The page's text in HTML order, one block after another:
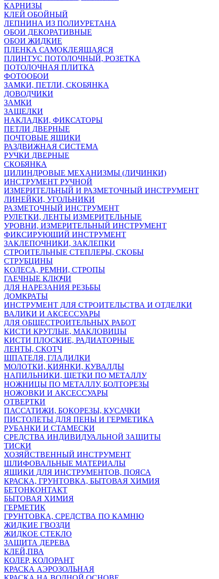
КАРНИЗЫ
КЛЕЙ ОБОЙНЫЙ
ЛЕПНИНА ИЗ ПОЛИУРЕТАНА
ОБОИ ДЕКОРАТИВНЫЕ
ОБОИ ЖИДКИЕ
ПЛЕНКА САМОКЛЕЯЩАЯСЯ
ПЛИНТУС ПОТОЛОЧНЫЙ, РОЗЕТКА
ПОТОЛОЧНАЯ ПЛИТКА
ФОТООБОИ
ЗАМКИ, ПЕТЛИ, СКОБЯНКА
ДОВОДЧИКИ
ЗАМКИ
ЗАЩЕЛКИ
НАКЛАДКИ, ФИКСАТОРЫ
ПЕТЛИ ДВЕРНЫЕ
ПОЧТОВЫЕ ЯЩИКИ
РАЗДВИЖНАЯ СИСТЕМА
РУЧКИ ДВЕРНЫЕ
СКОБЯНКА
ЦИЛИНДРОВЫЕ МЕХАНИЗМЫ (ЛИЧИНКИ)
ИНСТРУМЕНТ РУЧНОЙ
ИЗМЕРИТЕЛЬНЫЙ И РАЗМЕТОЧНЫЙ ИНСТРУМЕНТ
ЛИНЕЙКИ, УГОЛЬНИКИ
РАЗМЕТОЧНЫЙ ИНСТРУМЕНТ
РУЛЕТКИ, ЛЕНТЫ ИЗМЕРИТЕЛЬНЫЕ
УРОВНИ, ИЗМЕРИТЕЛЬНЫЙ ИНСТРУМЕНТ
ФИКСИРУЮЩИЙ ИНСТРУМЕНТ
ЗАКЛЕПОЧНИКИ, ЗАКЛЕПКИ
СТРОИТЕЛЬНЫЕ СТЕПЛЕРЫ, СКОБЫ
СТРУБЦИНЫ
KОЛЕСА, РЕМНИ, СТРОПЫ
ГАЕЧНЫЕ КЛЮЧИ
ДЛЯ НАРЕЗАНИЯ РЕЗЬБЫ
ДОМКРАТЫ
ИНСТРУМЕНТ ДЛЯ СТРОИТЕЛЬСТВА И ОТДЕЛКИ
ВАЛИКИ И АКСЕССУАРЫ
ДЛЯ ОБЩЕСТРОИТЕЛЬНЫХ РАБОТ
КИСТИ КРУГЛЫЕ, МАКЛОВИЦЫ
КИСТИ ПЛОСКИЕ, РАДИАТОРНЫЕ
ЛЕНТЫ, СКОТЧ
ШПАТЕЛЯ, ГЛАДИЛКИ
МОЛОТКИ, КИЯНКИ, КУВАЛДЫ
НАПИЛЬНИКИ, ЩЕТКИ ПО МЕТАЛЛУ
НОЖНИЦЫ ПО МЕТАЛЛУ, БОЛТОРЕЗЫ
НОЖОВКИ И АКСЕССУАРЫ
ОТВЕРТКИ
ПАССАТИЖИ, БОКОРЕЗЫ, КУСАЧКИ
ПИСТОЛЕТЫ ДЛЯ ПЕНЫ И ГЕРМЕТИКА
РУБАНКИ И СТАМЕСКИ
СРЕДСТВА ИНДИВИДУАЛЬНОЙ ЗАЩИТЫ
ТИСКИ
ХОЗЯЙСТВЕННЫЙ ИНСТРУМЕНТ
ШЛИФОВАЛЬНЫЕ МАТЕРИАЛЫ
ЯЩИКИ ДЛЯ ИНСТРУМЕНТОВ, ПОЯСА
КРАСКА, ГРУНТОВКА, БЫТОВАЯ ХИМИЯ
БЕТОНКОНТАКТ
БЫТОВАЯ ХИМИЯ
ГЕРМЕТИК
ГРУНТОВКА, СРЕДСТВА ПО КАМНЮ
ЖИДКИЕ ГВОЗДИ
ЖИДКОЕ СТЕКЛО
ЗАЩИТА ДЕРЕВА
КЛЕЙ,ПВА
КОЛЕР, КОЛОРАНТ
КРАСКА АЭРОЗОЛЬНАЯ